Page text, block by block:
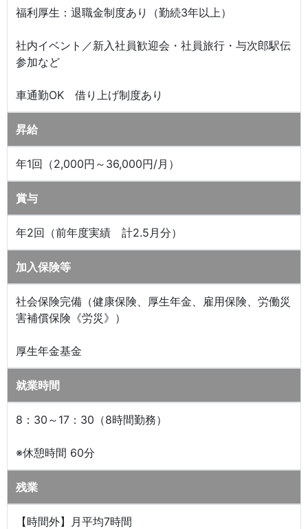
福利厚生：退職金制度あり（勤続3年以上）
社内イベント／新入社員歓迎会・社員旅行・与次郎駅伝
参加など
車通勤OK 借り上げ制度あり
昇給
年1回（2,000円～36,000円/月）
賞与
年2回（前年度実績 計2.5月分）
加入保険等
社会保険完備（健康保険、厚生年金、雇用保険、労働災
害補償保険《労災》）
厚生年金基金
就業時間
8：30～17：30（8時間勤務）
※休憩時間 60分
残業
【時間外】月平均7時間